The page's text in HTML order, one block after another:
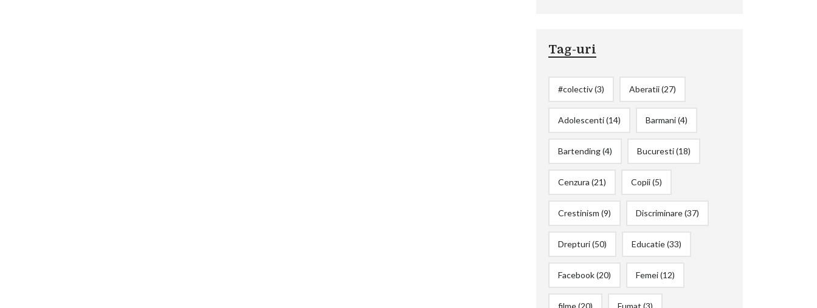
Tag-uri
#colectiv(3) Aberatii(27)
Adolescenti(14) Barmani(4)
Bartending(4) Bucuresti(18)
Cenzura (21) Copii(5)
Crestinism (9) Discriminare(37)
Drepturi(50) Educatie(33)
Facebook(20) Femei(12)
filme(20) Fumat (3)